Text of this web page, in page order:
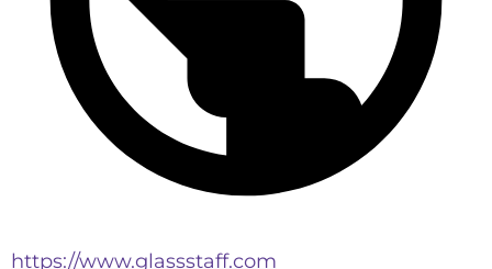
https://www.glassstaff.com